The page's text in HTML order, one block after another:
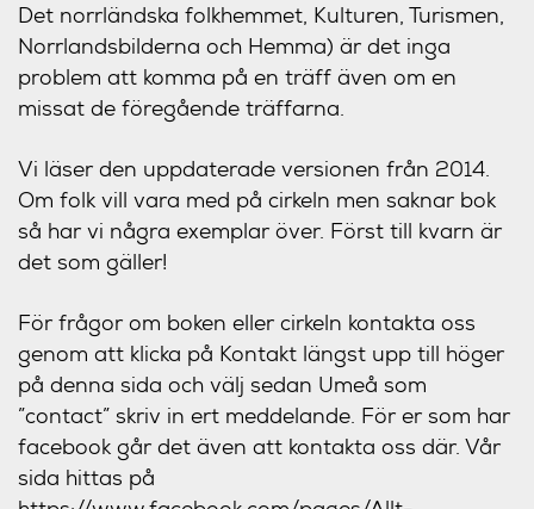
Det norrländska folkhemmet, Kulturen, Turismen,
Norrlandsbilderna och Hemma) är det inga
problem att komma på en träff även om en
missat de föregående träffarna.
Vi läser den uppdaterade versionen från 2014.
Om folk vill vara med på cirkeln men saknar bok
så har vi några exemplar över. Först till kvarn är
det som gäller!
För frågor om boken eller cirkeln kontakta oss
genom att klicka på Kontakt längst upp till höger
på denna sida och välj sedan Umeå som
”contact” skriv in ert meddelande. För er som har
facebook går det även att kontakta oss där. Vår
sida hittas på